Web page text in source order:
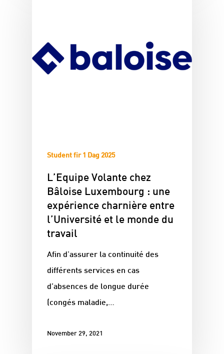
Student fir 1 Dag 2025
L’Equipe Volante chez
Bâloise Luxembourg : une
expérience charnière entre
l’Université et le monde du
travail
Afin d'assurer la continuité des
différents services en cas
d’absences de longue durée
(congés maladie,…
November 29, 2021